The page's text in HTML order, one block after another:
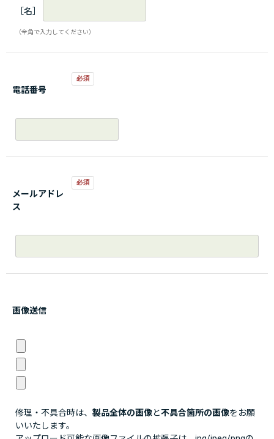
［名］
（全角で入力してください）
電話番号
メールアドレ
ス
画像送信
修理・不具合時は、 製品全体の画像と不具合箇所の画像をお願
いいたします。